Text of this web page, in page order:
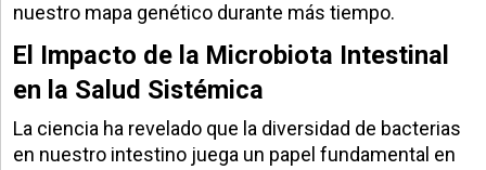
nuestro mapa genético durante más tiempo.
El Impacto de la Microbiota Intestinal
en la Salud Sistémica
La ciencia ha revelado que la diversidad de bacterias
en nuestro intestino juega un papel fundamental en